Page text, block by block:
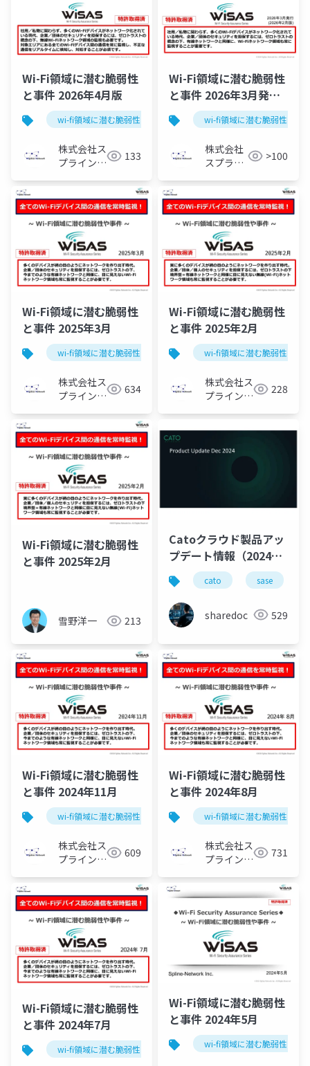
Wi-Fi領域に潜む脆弱性
と事件 2026年4月版
wi-fi領域に潜む脆弱性と事件 セキュリティ
株式会社ス
プライン・
133
Wi-Fi領域に潜む脆弱性
と事件 2026年3月発行
（2月版）wi-fi領域に潜む脆弱性と事
株式会社
スプライ
>100
Wi-Fi領域に潜む脆弱性
と事件 2025年3月
wi-fi領域に潜む脆弱性と事件
株式会社ス
プライン・
634
Wi-Fi領域に潜む脆弱性
と事件 2025年2月
wi-fi領域に潜む脆弱性と事
株式会社ス
プライン・
228
Wi-Fi領域に潜む脆弱性
と事件 2025年2月
雪野洋一 213
Catoクラウド製品アッ
プデート情報（2024年
12月版）
cato sase
sharedoc 529
Wi-Fi領域に潜む脆弱性
と事件 2024年11月
wi-fi領域に潜む脆弱性と事件
株式会社ス
プライン・
609
Wi-Fi領域に潜む脆弱性
と事件 2024年8月
wi-fi領域に潜む脆弱性と事
株式会社ス
プライン・
731
Wi-Fi領域に潜む脆弱性
と事件 2024年7月
wi-fi領域に潜む脆弱性と事件
Wi-Fi領域に潜む脆弱性
と事件 2024年5月
wi-fi領域に潜む脆弱性と事